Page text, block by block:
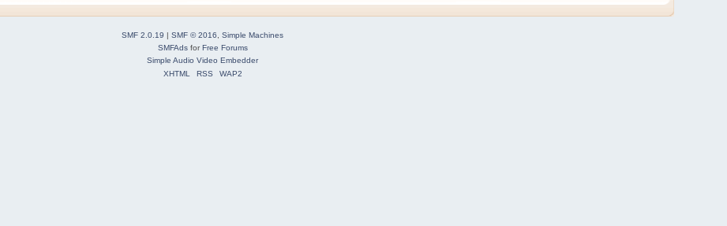
SMF 2.0.19 | SMF © 2016
Simple Machines
SMFAdsforFree Forums
Simple Audio Video Embedder
XHTML
RSS WAP2